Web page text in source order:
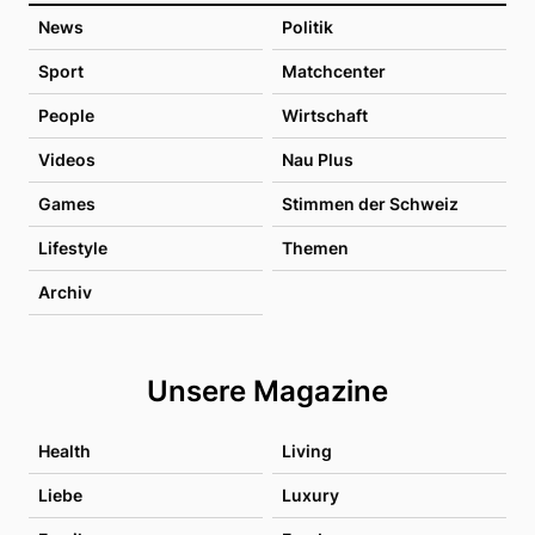
News Politik
Sport Matchcenter
People Wirtschaft
Videos Nau Plus
Games Stimmen der Schweiz
Lifestyle Themen
Archiv
Unsere Magazine
Health Living
Liebe Luxury